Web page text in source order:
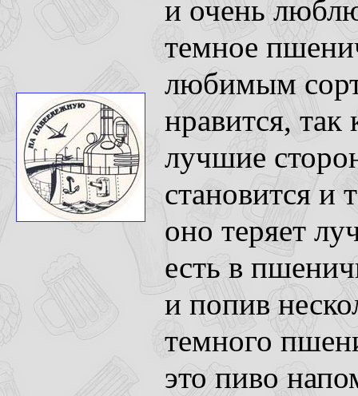
и очень
темное
любимым
нравится,
лучшие
становится
оно теряет
есть в
и попив
темного
это пиво